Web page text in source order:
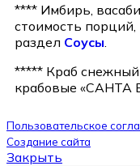
**** Имбирь,
стоимость
раздел Соусы
***** Краб
крабовые «САНТА
Пользовательское
Создание сайта
Закрыть